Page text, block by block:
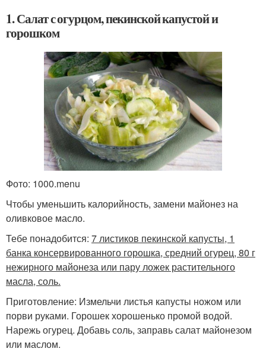
1. Салат с огурцом, пекинской капустой и
горошком
Фото: 1000.menu
Чтобы уменьшить калорийность, замени майонез на
оливковое масло.
Тебе понадобится: 7 листиков пекинской капусты, 1
банка консервированного горошка, средний огурец, 80 г
нежирного майонеза или пару ложек растительного
масла, соль.
Приготовление: Измельчи листья капусты ножом или
порви руками. Горошек хорошенько промой водой.
Нарежь огурец. Добавь соль, заправь салат майонезом
или маслом.